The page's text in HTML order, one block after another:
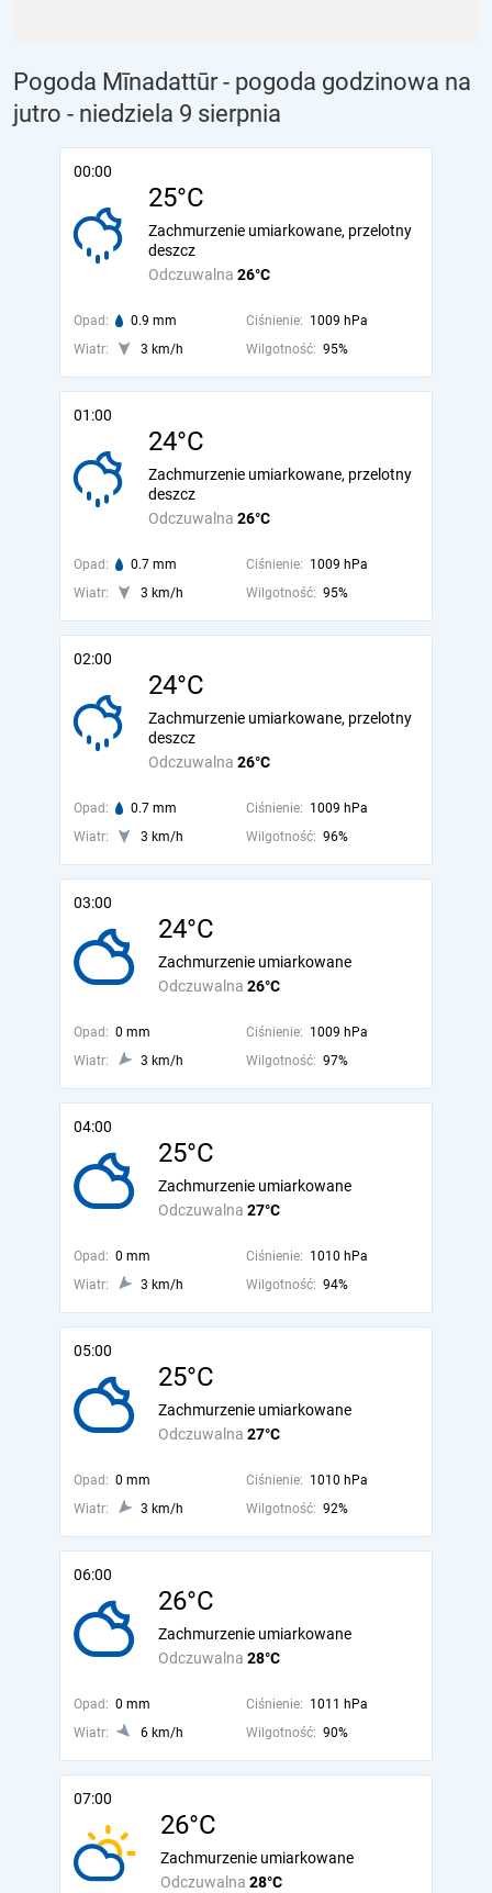
Pogoda Mīnadattūr - pogoda godzinowa na
jutro - niedziela 9 sierpnia
00:00
25°C
Odczuwalna 26°C
Zachmurzenie umiarkowane, przelotny
deszcz
Opad: 0.9 mm Ciśnienie: 1009 hPa
Wiatr:
3 km/h Wilgotność: 95%
01:00
24°C
Odczuwalna 26°C
Zachmurzenie umiarkowane, przelotny
deszcz
Opad: 0.7 mm Ciśnienie: 1009 hPa
Wiatr:
3 km/h Wilgotność: 95%
02:00
24°C
Odczuwalna 26°C
Zachmurzenie umiarkowane, przelotny
deszcz
Opad: 0.7 mm Ciśnienie: 1009 hPa
Wiatr:
3 km/h Wilgotność: 96%
03:00
24°C
Odczuwalna 26°C
Zachmurzenie umiarkowane
Opad: 0 mm Ciśnienie: 1009 hPa
Wiatr:
3 km/h Wilgotność: 97%
04:00
25°C
Odczuwalna 27°C
Zachmurzenie umiarkowane
Opad: 0 mm Ciśnienie: 1010 hPa
Wiatr:
3 km/h Wilgotność: 94%
05:00
25°C
Odczuwalna 27°C
Zachmurzenie umiarkowane
Opad: 0 mm Ciśnienie: 1010 hPa
Wiatr:
3 km/h Wilgotność: 92%
06:00
26°C
Odczuwalna 28°C
Zachmurzenie umiarkowane
Opad: 0 mm Ciśnienie: 1011 hPa
Wiatr:
6 km/h Wilgotność: 90%
07:00
26°C
Odczuwalna 28°C
Zachmurzenie umiarkowane